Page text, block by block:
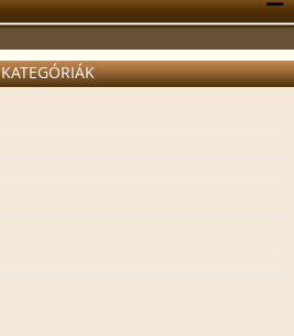
KATEGÓRIÁK